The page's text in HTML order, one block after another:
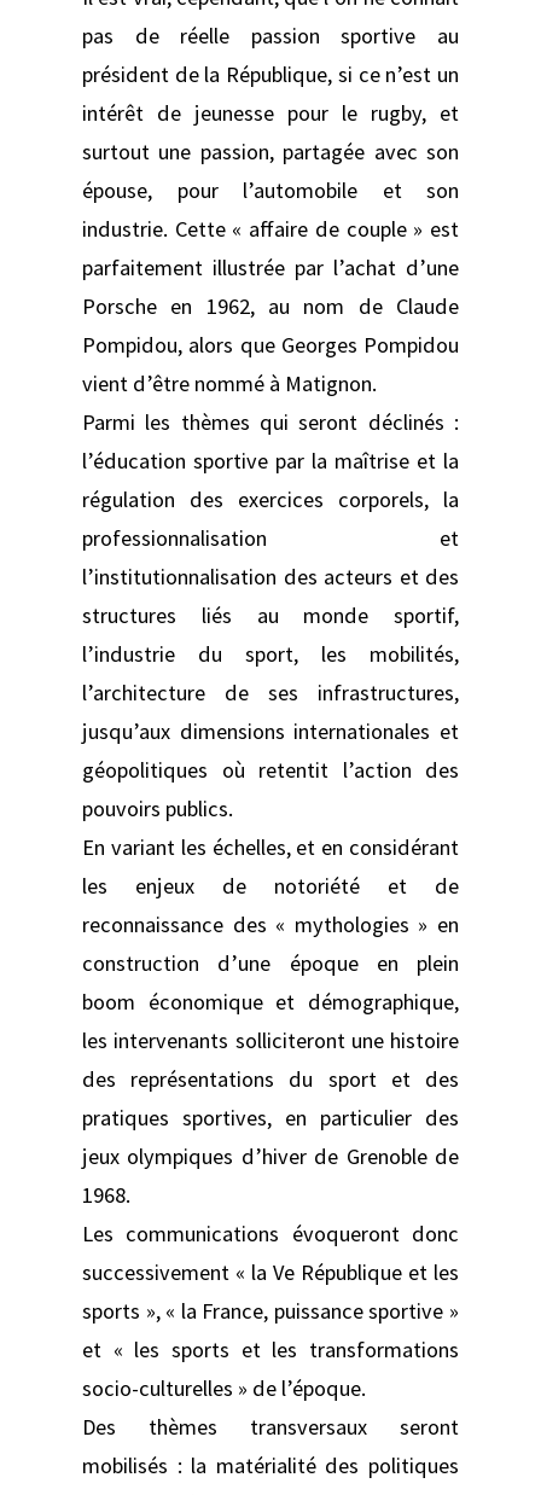
pas de réelle passion sportive au
président de la République, si ce n’est un
intérêt de jeunesse pour le rugby, et
surtout une passion, partagée avec son
épouse, pour l’automobile et son
industrie. Cette « affaire de couple » est
parfaitement illustrée par l’achat d’une
Porsche en 1962, au nom de Claude
Pompidou, alors que Georges Pompidou
vient d’être nommé à Matignon.
Parmi les thèmes qui seront déclinés :
l’éducation sportive par la maîtrise et la
régulation des exercices corporels, la
professionnalisation et
l’institutionnalisation des acteurs et des
structures liés au monde sportif,
l’industrie du sport, les mobilités,
l’architecture de ses infrastructures,
jusqu’aux dimensions internationales et
géopolitiques où retentit l’action des
pouvoirs publics.
En variant les échelles, et en considérant
les enjeux de notoriété et de
reconnaissance des « mythologies » en
construction d’une époque en plein
boom économique et démographique,
les intervenants solliciteront une histoire
des représentations du sport et des
pratiques sportives, en particulier des
jeux olympiques d’hiver de Grenoble de
1968.
Les communications évoqueront donc
successivement « la Ve République et les
sports », « la France, puissance sportive »
et « les sports et les transformations
socio-culturelles » de l’époque.
Des thèmes transversaux seront
mobilisés : la matérialité des politiques